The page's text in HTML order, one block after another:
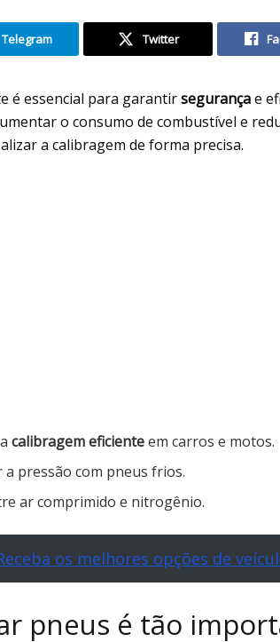
Telegram Twitter
é essencial para garantirsegurançae
o consumo de combustível e
a calibragem de forma precisa.
calibragem eficienteem carros e motos.
pressão com pneus frios.
ar comprimido e nitrogênio.
os melhores opções de
pneus é tão